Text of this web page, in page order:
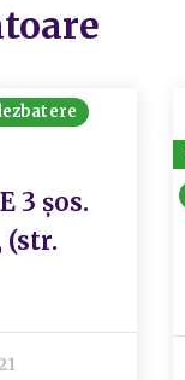
3 șos.
(str.